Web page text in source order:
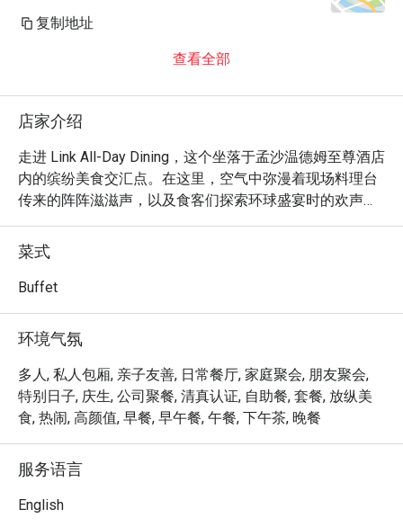
复制地址
查看全部
店家介绍
走进 Link All-Day Dining，这个坐落于孟沙温德姆至尊酒店
内的缤纷美食交汇点。在这里，空气中弥漫着现场料理台
传来的阵阵滋滋声，以及食客们探索环球盛宴时的欢声笑
语。这是一场风味的交响乐——香气四溢的马来西亚经典菜
肴与国际美食在此完美邂逅，宽敞舒适的空间氛围，既精
致又无比轻松。这不仅仅是一顿自助餐，更是一个享受美
味、连结彼此的美好目的地。
无论您是想快速享用晚餐，或想悠闲地度过一个美好的夜
晚，以下是让这里令人难忘的理由：
- 盘中的环球之旅：尽情享受丰盛的清真美馔，从晶莹剔
透的新鲜海产、刺身，到正宗的在地风味珍宝。
平衡，无论任何心情，都能在此找到归属感。
- 甜蜜的完美句点：您将会立刻明白为何这里的甜点吧堪
称传奇——这是一个由蛋糕、糕点与各式甜品组成的缤纷奇
菜式
Buffet
环境气氛
多人, 私人包厢, 亲子友善, 日常餐厅, 家庭聚会, 朋友聚会,
特别日子, 庆生, 公司聚餐, 清真认证, 自助餐, 套餐, 放纵美
食, 热闹, 高颜值, 早餐, 早午餐, 午餐, 下午茶, 晚餐
服务语言
English